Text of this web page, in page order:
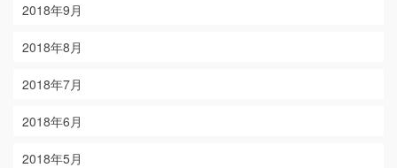
2018年9月
2018年8月
2018年7月
2018年6月
2018年5月